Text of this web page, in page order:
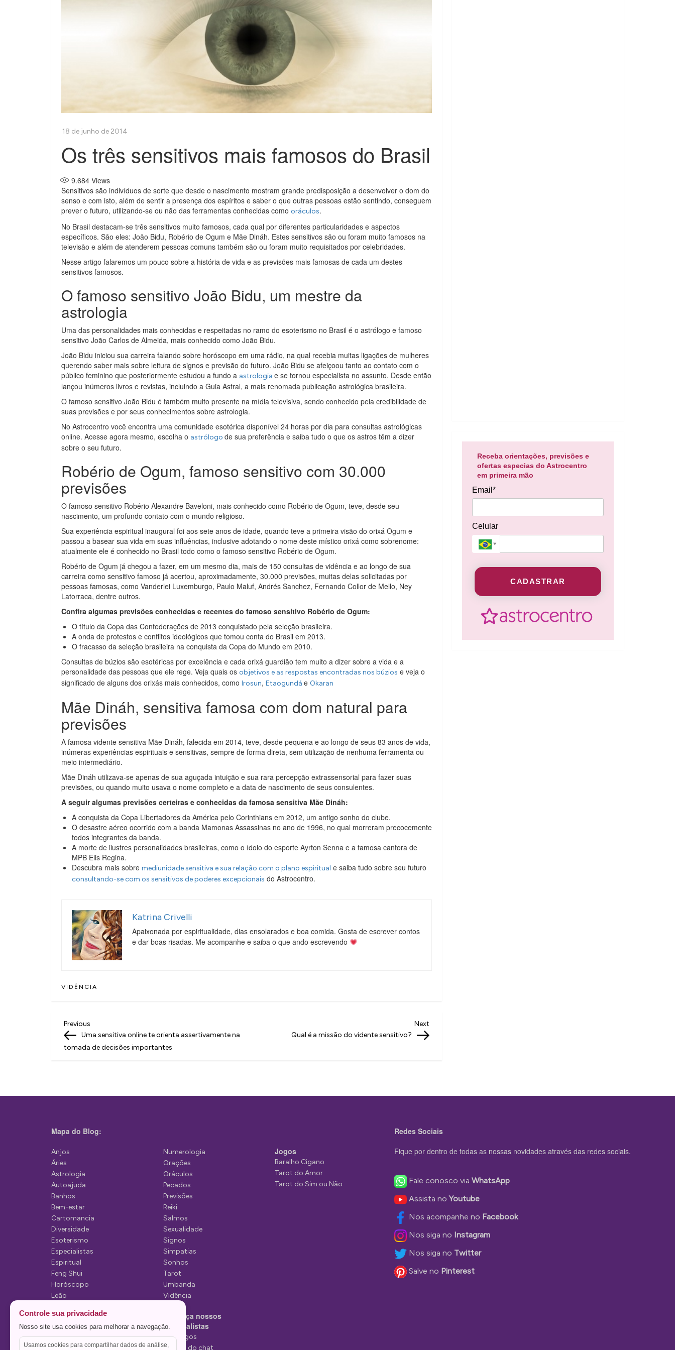
Os três sensitivos mais famosos do Brasil
9.684 Views
Sensitivos são indivíduos de sorte que desde o nascimento mostram grande predisposição a desenvolver o dom do
senso e com isto, além de sentir a presença dos espíritos e saber o que outras pessoas estão sentindo, conseguem
prever o futuro, utilizando-se ou não das ferramentas conhecidas como oráculos.
No Brasil destacam-se três sensitivos muito famosos, cada qual por diferentes particularidades e aspectos
específicos. São eles: João Bidu, Robério de Ogum e Mãe Dináh. Estes sensitivos são ou foram muito famosos na
televisão e além de atenderem pessoas comuns também são ou foram muito requisitados por celebridades.
Nesse artigo falaremos um pouco sobre a história de vida e as previsões mais famosas de cada um destes
sensitivos famosos.
O famoso sensitivo João Bidu, um mestre da
astrologia
Uma das personalidades mais conhecidas e respeitadas no ramo do esoterismo no Brasil é o astrólogo e famoso
sensitivo João Carlos de Almeida, mais conhecido como João Bidu.
João Bidu iniciou sua carreira falando sobre horóscopo em uma rádio, na qual recebia muitas ligações de mulheres
querendo saber mais sobre leitura de signos e previsão do futuro. João Bidu se afeiçoou tanto ao contato com o
público feminino que posteriormente estudou a fundo a astrologia e se tornou especialista no assunto. Desde então
lançou inúmeros livros e revistas, incluindo a Guia Astral, a mais renomada publicação astrológica brasileira.
O famoso sensitivo João Bidu é também muito presente na mídia televisiva, sendo conhecido pela credibilidade de
suas previsões e por seus conhecimentos sobre astrologia.
No Astrocentro você encontra uma comunidade esotérica disponível 24 horas por dia para consultas astrológicas
online. Acesse agora mesmo, escolha o astrólogo de sua preferência e saiba tudo o que os astros têm a dizer
sobre o seu futuro.
Robério de Ogum, famoso sensitivo com 30.000
previsões
O famoso sensitivo Robério Alexandre Baveloni, mais conhecido como Robério de Ogum, teve, desde seu
nascimento, um profundo contato com o mundo religioso.
Sua experiência espiritual inaugural foi aos sete anos de idade, quando teve a primeira visão do orixá Ogum e
passou a basear sua vida em suas influências, inclusive adotando o nome deste místico orixá como sobrenome:
atualmente ele é conhecido no Brasil todo como o famoso sensitivo Robério de Ogum.
Robério de Ogum já chegou a fazer, em um mesmo dia, mais de 150 consultas de vidência e ao longo de sua
carreira como sensitivo famoso já acertou, aproximadamente, 30.000 previsões, muitas delas solicitadas por
pessoas famosas, como Vanderlei Luxemburgo, Paulo Maluf, Andrés Sanchez, Fernando Collor de Mello, Ney
Latorraca, dentre outros.
Confira algumas previsões conhecidas e recentes do famoso sensitivo Robério de Ogum:
O título da Copa das Confederações de 2013 conquistado pela seleção brasileira.
A onda de protestos e conflitos ideológicos que tomou conta do Brasil em 2013.
O fracasso da seleção brasileira na conquista da Copa do Mundo em 2010.
Consultas de búzios são esotéricas por excelência e cada orixá guardião tem muito a dizer sobre a vida e a
personalidade das pessoas que ele rege. Veja quais os objetivos e as respostas encontradas nos búzios e veja o
significado de alguns dos orixás mais conhecidos, como Irosun, Etaogundá e Okaran
Mãe Dináh, sensitiva famosa com dom natural para
previsões
A famosa vidente sensitiva Mãe Dináh, falecida em 2014, teve, desde pequena e ao longo de seus 83 anos de vida,
inúmeras experiências espirituais e sensitivas, sempre de forma direta, sem utilização de nenhuma ferramenta ou
meio intermediário.
Mãe Dináh utilizava-se apenas de sua aguçada intuição e sua rara percepção extrassensorial para fazer suas
previsões, ou quando muito usava o nome completo e a data de nascimento de seus consulentes.
A seguir algumas previsões certeiras e conhecidas da famosa sensitiva Mãe Dináh:
A conquista da Copa Libertadores da América pelo Corinthians em 2012, um antigo sonho do clube.
O desastre aéreo ocorrido com a banda Mamonas Assassinas no ano de 1996, no qual morreram precocemente
todos integrantes da banda.
A morte de ilustres personalidades brasileiras, como o ídolo do esporte Ayrton Senna e a famosa cantora de
MPB Elis Regina.
Descubra mais sobre mediunidade sensitiva e sua relação com o plano espiritual e saiba tudo sobre seu futuro
consultando-se com os sensitivos de poderes excepcionais do Astrocentro.
Katrina Crivelli
Apaixonada por espiritualidade, dias ensolarados e boa comida. Gosta de escrever contos
e dar boas risadas. Me acompanhe e saiba o que ando escrevendo
VIDÊNCIA
N
a
g
ç
o
d
e
P
o
s
t
Previous
Post
Previous
Uma sensitiva online te orienta assertivamente na
tomada de decisões importantes
Post
Next
Qual é a missão do vidente sensitivo?
Receba orientações, previsões e
ofertas especias do Astrocentro
em primeira mão
Email*
Celular
CADASTRAR
Mapa do Blog:
Anjos
Áries
Astrologia
Autoajuda
Banhos
Bem-estar
Cartomancia
Diversidade
Esoterismo
Especialistas
Espiritual
Feng Shui
Horóscopo
Leão
Mediunidade
Mensagens
Numerologia
Orações
Oráculos
Pecados
Previsões
Reiki
Salmos
Sexualidade
Signos
Simpatias
Sonhos
Tarot
Umbanda
Vidência
Conheça nossos
Especialistas
Tarólogos
Estelas do chat
Jogos
Baralho Cigano
Tarot do Amor
Tarot do Sim ou Não
Redes Sociais
Fique por dentro de todas as nossas novidades através das redes sociais.
Fale conosco via WhatsApp
Assista noYoutube
Nos acompanhe no Facebook
Nos siga no Instagram
Nos siga no Twitter
Salve no Pinterest
Controle sua privacidade
Nosso site usa cookies para melhorar a navegação.
Usamos cookies para compartilhar dados de análise,